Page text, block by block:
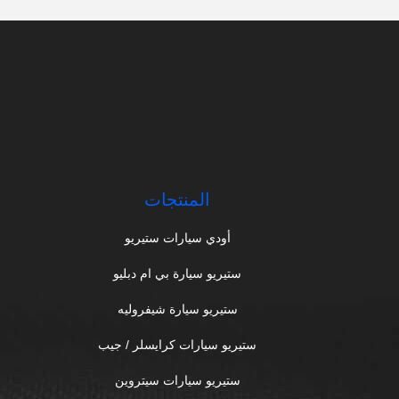
المنتجات
أودي سيارات ستيريو
ستيريو سيارة بي ام دبليو
ستيريو سيارة شيفروليه
ستيريو سيارات كرايسلر / جيب
ستيريو سيارات سيتروين